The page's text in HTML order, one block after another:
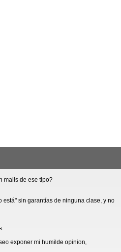
mails de ese tipo?
está" sin garantías de ninguna clase, y no
exponer mi humilde opinion,